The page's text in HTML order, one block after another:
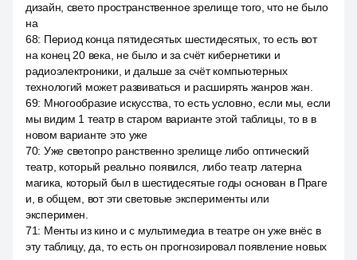
дизайн, свето пространственное зрелище того, что не было
на
68: Период конца пятидесятых шестидесятых, то есть вот
на конец 20 века, не было и за счёт кибернетики и
радиоэлектроники, и дальше за счёт компьютерных
технологий может развиваться и расширять жанров жан.
69: Многообразие искусства, то есть условно, если мы, если
мы видим 1 театр в старом варианте этой таблицы, то в в
новом варианте это уже
70: Уже светопро ранственно зрелище либо оптический
театр, который реально появился, либо театр латерна
магика, который был в шестидесятые годы основан в Праге
и, в общем, вот эти световые эксперименты или
эксперимен.
71: Менты из кино и с мультимедиа в театре он уже внёс в
эту таблицу, да, то есть он прогнозировал появление новых